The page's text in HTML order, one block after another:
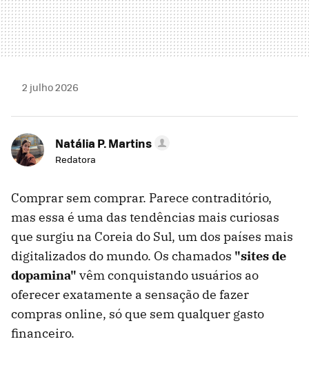
2 julho 2026
Natália P. Martins
Redatora
Comprar sem comprar. Parece contraditório,
mas essa é uma das tendências mais curiosas
que surgiu na Coreia do Sul, um dos países mais
digitalizados do mundo. Os chamados "sites de
dopamina" vêm conquistando usuários ao
oferecer exatamente a sensação de fazer
compras online, só que sem qualquer gasto
financeiro.